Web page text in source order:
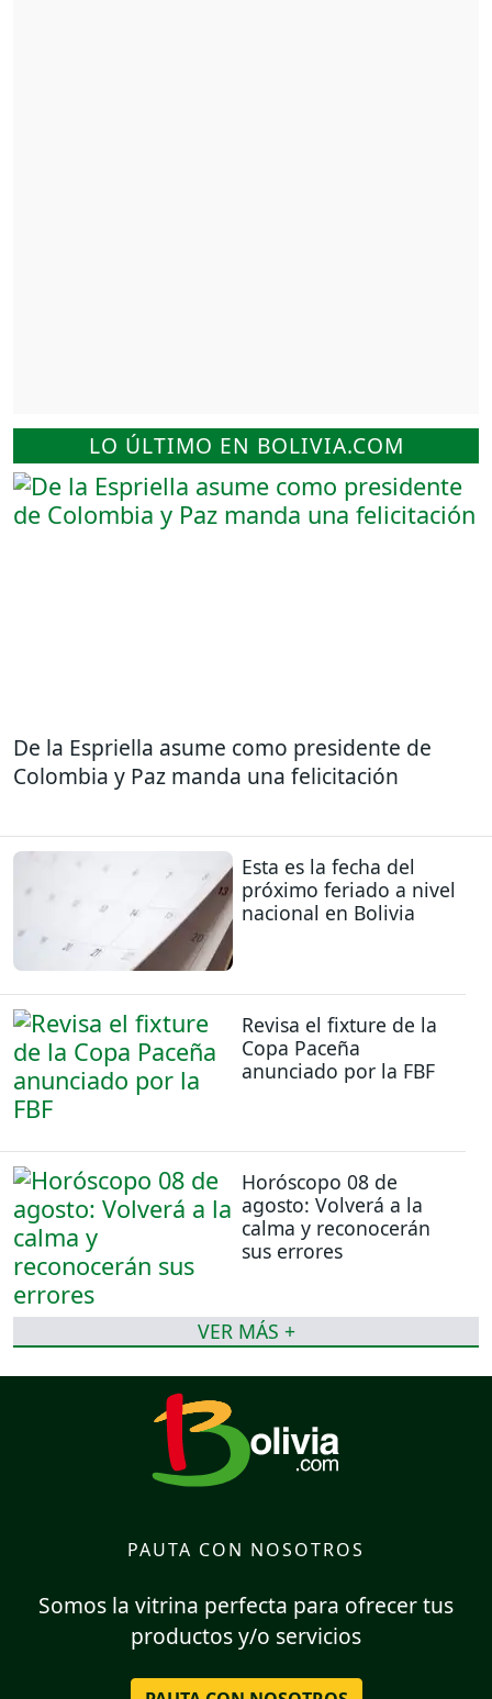
LO ÚLTIMO EN BOLIVIA.COM
De la Espriella asume como presidente de
Colombia y Paz manda una felicitación
Esta es la fecha del
próximo feriado a nivel
nacional en Bolivia
Revisa el fixture de la
Copa Paceña
anunciado por la FBF
Horóscopo 08 de
agosto: Volverá a la
calma y reconocerán
sus errores
VER MÁS +
PAUTA CON NOSOTROS
Somos la vitrina perfecta para ofrecer tus
productos y/o servicios